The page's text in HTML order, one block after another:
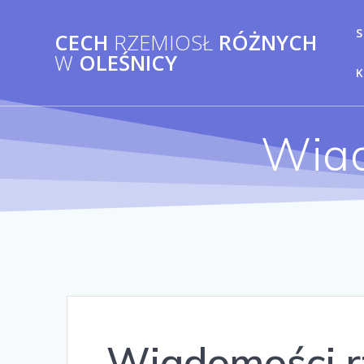
CECH RZEMIOSŁ RÓŻNYCH
W OLEŚNICY